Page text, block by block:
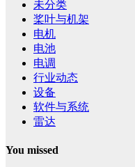
未分类
桨叶与机架
电机
电池
电调
行业动态
设备
软件与系统
雷达
You missed